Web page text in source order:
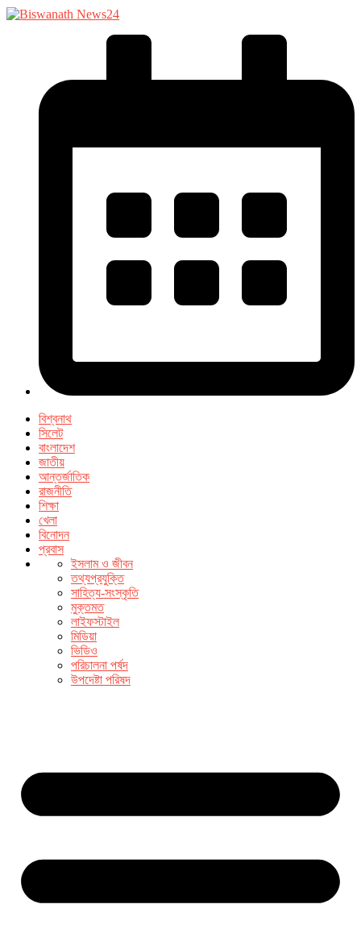
বিশ্বনাথ
সিলেট
বাংলাদেশ
জাতীয়
আন্তর্জাতিক
রাজনীতি
শিক্ষা
খেলা
বিনোদন
প্রবাস
ইসলাম ও জীবন
তথ্যপ্রযুক্তি
সাহিত্য-সংস্কৃতি
মুক্তমত
লাইফস্টাইল
মিডিয়া
ভিডিও
পরিচালনা পর্ষদ
উপদেষ্টা পরিষদ